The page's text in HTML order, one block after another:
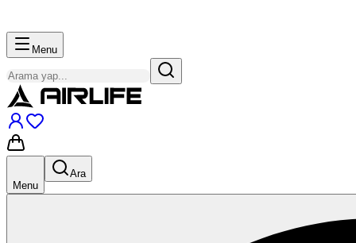
Menu
Menu
Ara